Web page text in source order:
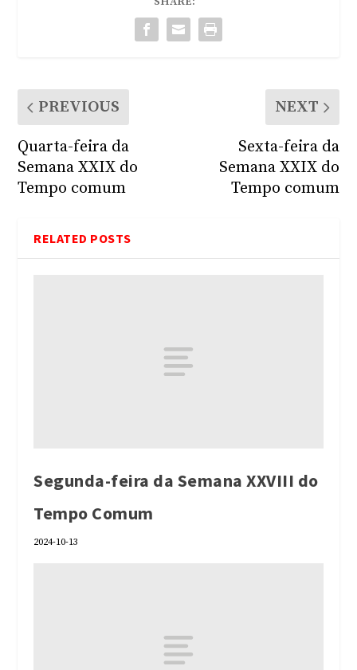
PREVIOUS
Quarta-feira da
Semana XXIX do
Tempo comum
NEXT
Sexta-feira da
Semana XXIX do
Tempo comum
RELATED POSTS
Segunda-feira da Semana XXVIII do
Tempo Comum
2024-10-13